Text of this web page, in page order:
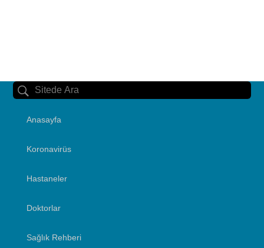
Anasayfa
Koronavirüs
Hastaneler
Doktorlar
Sağlık Rehberi